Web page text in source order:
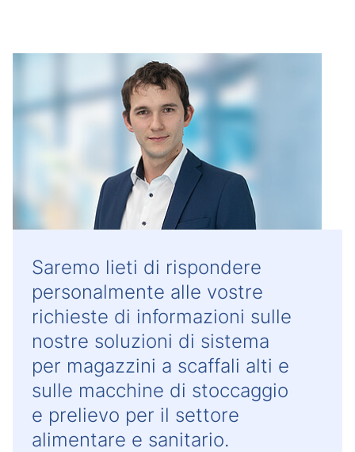
Saremo lieti di rispondere
personalmente alle vostre
richieste di informazioni sulle
nostre soluzioni di sistema
per magazzini a scaffali alti e
sulle macchine di stoccaggio
e prelievo per il settore
alimentare e sanitario.